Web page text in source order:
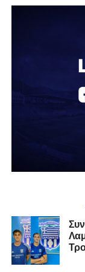
φαίνονται
καλό που
το κρατάς στη
αν πρέπει να το
δείχνει να μην
φίλαθλοι και
Ασχολούνται
παρά με τις
στον διπλανό
ομπρέλα μέσα